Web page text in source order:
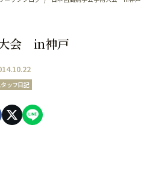
大会 in神戸
ッフ日記